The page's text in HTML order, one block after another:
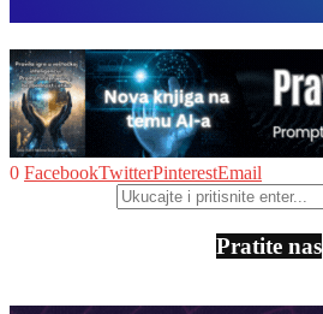
0 FacebookTwitterPinterestEmail
Pratite nas